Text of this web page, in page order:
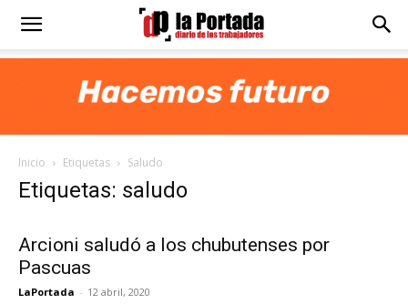
Diario
Portada
Inicio Etiquetas Saludo
Etiquetas: saludo
Arcioni saludó a los chubutenses por
Pascuas
LaPortada - 12 abril, 2020